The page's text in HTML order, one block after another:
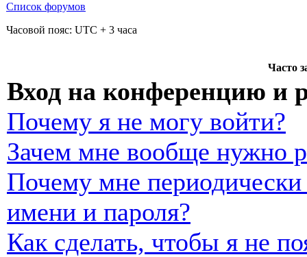
Список форумов
Часовой пояс: UTC + 3 часа
Часто
Вход на конференцию и
Почему я не могу войти?
Зачем мне вообще нужно
Почему мне периодически
имени и пароля?
Как сделать, чтобы я не